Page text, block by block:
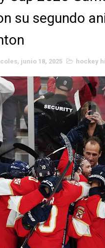
NXT - Myles Borne y
Football League 2026 -
2026 - Regular season
éxitos por fin para
de Europa de MTB
de Europa de remo
de lacrosse femenino
celebración en el último
de esgrima 2026 (Hong
su segundo
junio 18, 2025 hockey